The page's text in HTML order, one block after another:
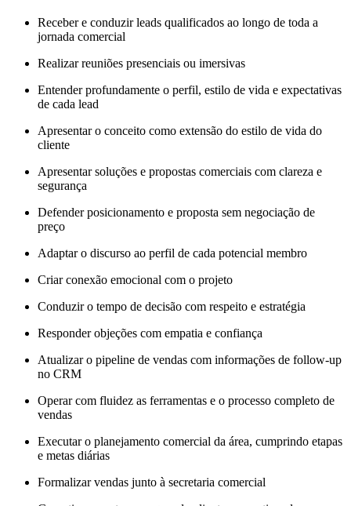
Receber e conduzir leads qualificados ao longo de toda a
jornada comercial
Realizar reuniões presenciais ou imersivas
Entender profundamente o perfil, estilo de vida e expectativas
de cada lead
Apresentar o conceito como extensão do estilo de vida do
cliente
Apresentar soluções e propostas comerciais com clareza e
segurança
Defender posicionamento e proposta sem negociação de
preço
Adaptar o discurso ao perfil de cada potencial membro
Criar conexão emocional com o projeto
Conduzir o tempo de decisão com respeito e estratégia
Responder objeções com empatia e confiança
Atualizar o pipeline de vendas com informações de follow-up
no CRM
Operar com fluidez as ferramentas e o processo completo de
vendas
Executar o planejamento comercial da área, cumprindo etapas
e metas diárias
Formalizar vendas junto à secretaria comercial